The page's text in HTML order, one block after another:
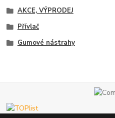
AKCE, VÝPRODEJ
Přívlač
Gumové nástrahy